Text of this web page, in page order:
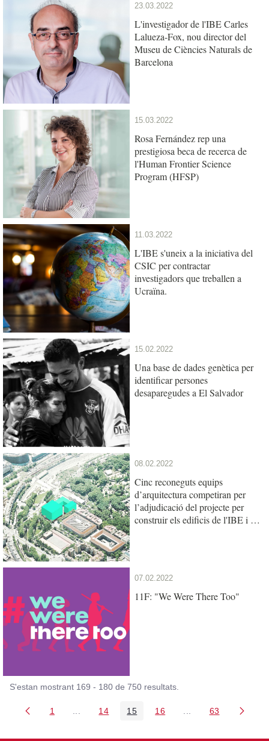
23.03.2022
L'investigador de l'IBE Carles
Lalueza-Fox, nou director del
Museu de Ciències Naturals de
Barcelona
15.03.2022
Rosa Fernández rep una
prestigiosa beca de recerca de
l'Human Frontier Science
Program (HFSP)
11.03.2022
L'IBE s'uneix a la iniciativa del
CSIC per contractar
investigadors que treballen a
Ucraïna.
15.02.2022
Una base de dades genètica per
identificar persones
desaparegudes a El Salvador
08.02.2022
Cinc reconeguts equips
d’arquitectura competiran per
l’adjudicació del projecte per
construir els edificis de l'IBE i la
07.02.2022
11F: "We Were There Too"
S'estan mostrant 169 - 180 de 750 resultats.
Pàgina
1 Pàgines intermèdies Utilitzeu TAB per navegar.
Pàgina
14 Pàgina
15 Pàgina
16 PàginesPàgina
63